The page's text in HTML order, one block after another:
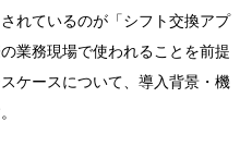
れているのが「シフト交換アプ
業務現場で使われることを前提
ケースについて、導入背景・機